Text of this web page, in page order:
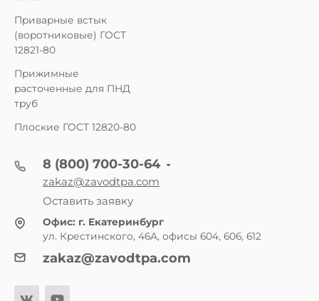
Приварные встык
(воротниковые) ГОСТ
12821-80
Прижимные
расточенные для ПНД
труб
Плоские ГОСТ 12820-80
8 (800) 700-30-64
zakaz@zavodtpa.com
Оставить заявку
Офис: г. Екатеринбург
ул. Крестинского, 46А, офисы 604, 606, 612
zakaz@zavodtpa.com